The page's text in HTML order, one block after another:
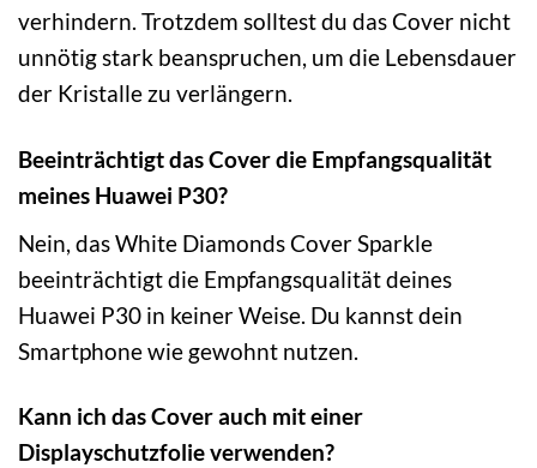
verhindern. Trotzdem solltest du das Cover nicht
unnötig stark beanspruchen, um die Lebensdauer
der Kristalle zu verlängern.
Beeinträchtigt das Cover die Empfangsqualität
meines Huawei P30?
Nein, das White Diamonds Cover Sparkle
beeinträchtigt die Empfangsqualität deines
Huawei P30 in keiner Weise. Du kannst dein
Smartphone wie gewohnt nutzen.
Kann ich das Cover auch mit einer
Displayschutzfolie verwenden?